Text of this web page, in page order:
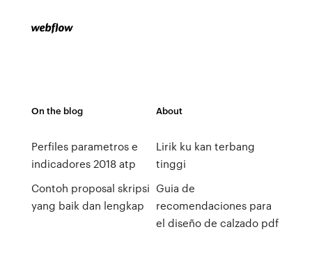
On the blog
Perfiles parametros e
indicadores 2018 atp
Contoh proposal skripsi
yang baik dan lengkap
About
Lirik ku kan terbang
tinggi
Guia de
recomendaciones para
el diseño de calzado pdf